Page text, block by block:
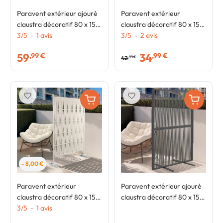
Paravent extérieur ajouré
claustra décoratif 80 x 150
cm persiennes verticales
3/5 - 1 avis
59,99 €
Paravent extérieur
claustra décoratif 80 x 150
cm sangles et métal gris
3/5 - 2 avis
42,99 € 34,99 €
- 8,00 €
Paravent extérieur
claustra décoratif 80 x 150
cm sangles beige et métal
3/5 - 1 avis
favorite_border
Paravent extérieur ajouré
claustra décoratif 80 x 150
favorite_border